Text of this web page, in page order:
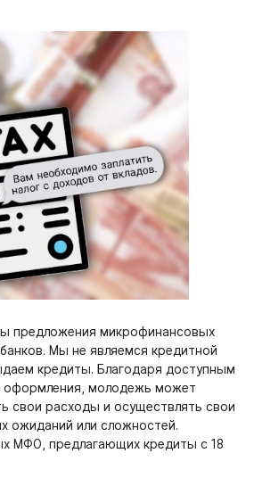
предложения микрофинансовых
Мы не являемся кредитной
кредиты. Благодаря доступным
оформления, молодежь может
свои расходы и осуществлять свои
ожиданий или сложностей.
МФО, предлагающих кредиты с 18